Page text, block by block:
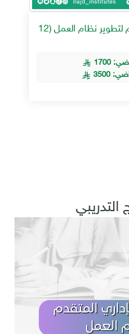
دبلوم التوجيه الإداري المتقدم لتطوير نظام العمل (12
1700
3500
التدريبي